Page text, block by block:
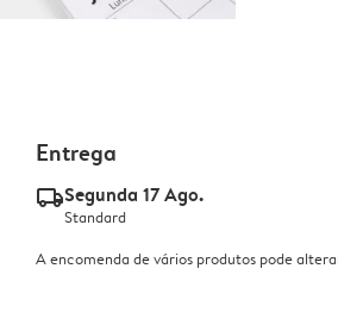
Entrega
delivery_standard_v2Segunda 17 Ago.
Standard
A encomenda de vários produtos pode